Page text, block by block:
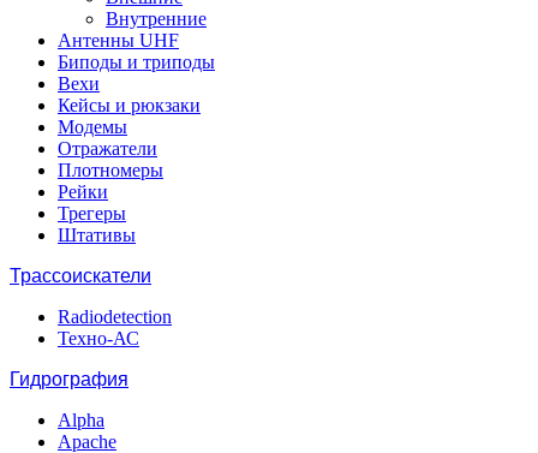
Внутренние
Антенны UHF
Биподы и триподы
Вехи
Кейсы и рюкзаки
Модемы
Отражатели
Плотномеры
Рейки
Трегеры
Штативы
Трассоискатели
Radiodetection
Техно-АС
Гидрография
Alpha
Apache